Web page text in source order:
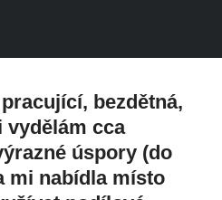
bezdětná,
vydělám cca
úspory (do
mi nabídla místo